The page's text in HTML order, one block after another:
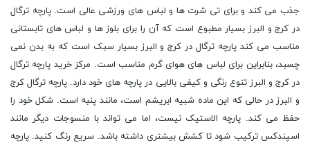
جذب می کند و برای تی شرت ها و لباس های ورزشی عالی است. پارچه ترگال
در کرج و البرز بسیار مطبوع است که آن را برای بلوز ها و لباس های تابستانی
مناسب می کند پارچه ترگال در کرج و البرز بسیار سبک است که به بدن نمی
چسبد، بنابراین برای لباس های هوای گرم مناسب است. مرکز خرید پارچه ترگال
در کرج و البرز تنوع رنگی و کیفی بالایی در پارچه های خود دارد. پارچه ترگال کرج
و البرز در حالی که این ماده شبیه ابریشم است، مانند پنبه است. شکل خود را
حفظ می کند. پارچه الاستیک نیست، اما می تواند با منسوجات دیگر مانند
اسپندکس ترکیب شود تا کشش بیشتری داشته باشد. سریع رنگ کنید. پارچه